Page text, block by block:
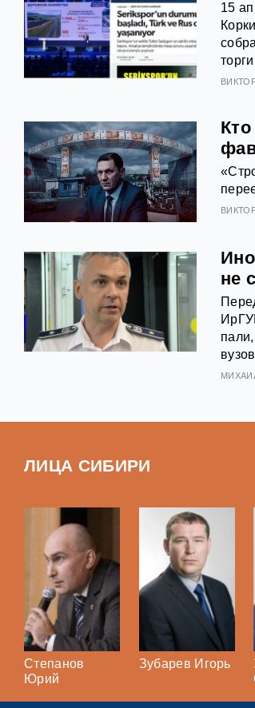
15
не
ЛИЦА СИБИРИ
Степанов
Юрий
Зубарев Игорь